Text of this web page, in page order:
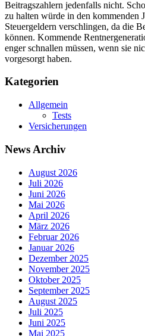
Beitragszahlern jedenfalls nicht.
zu halten würde in den kommenden
Steuergeldern verschlingen, da die
können. Kommende
enger schnallen müssen, wenn sie
vorgesorgt haben.
Kategorien
Allgemein
Tests
Versicherungen
News Archiv
August 2026
Juli 2026
Juni 2026
Mai 2026
April 2026
März 2026
Februar 2026
Januar 2026
Dezember 2025
November 2025
Oktober 2025
September 2025
August 2025
Juli 2025
Juni 2025
Mai 2025